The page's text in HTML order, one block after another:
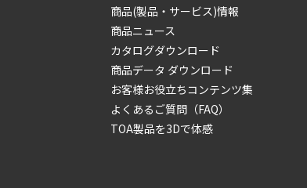
商品(製品・サービス)情報
商品ニュース
カタログダウンロード
商品データ ダウンロード
お客様お役立ちコンテンツ集
よくあるご質問（FAQ）
TOA製品を3Dで体感